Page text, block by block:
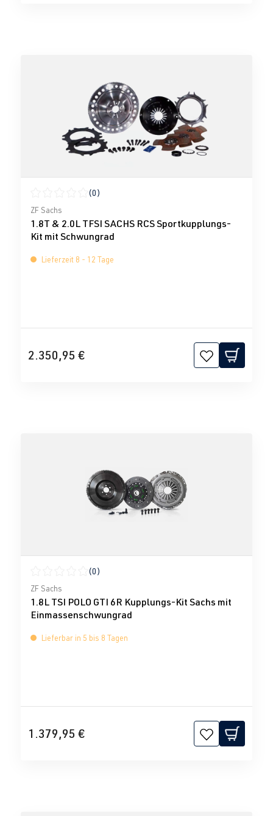
Durchschnittliche Bewertung von 0 von 5 Sternen
(0)
ZF Sachs
1.8T & 2.0L TFSI SACHS RCS Sportkupplungs-
Kit mit Schwungrad
Lieferzeit 8 - 12 Tage
2.350,95 €
Durchschnittliche Bewertung von 0 von 5 Sternen
(0)
ZF Sachs
1.8L TSI POLO GTI 6R Kupplungs-Kit Sachs mit
Einmassenschwungrad
Lieferbar in 5 bis 8 Tagen
1.379,95 €